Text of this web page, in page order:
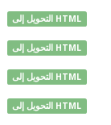
التحويل إلى HTML
التحويل إلى HTML
التحويل إلى HTML
التحويل إلى HTML